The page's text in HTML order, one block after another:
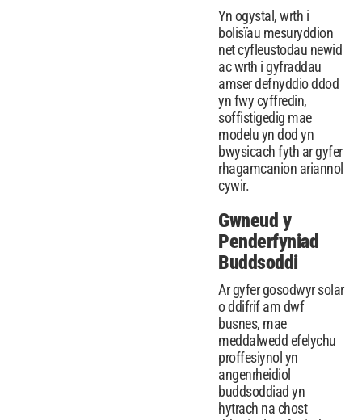
Yn ogystal, wrth i
bolisïau mesuryddion
net cyfleustodau newid
ac wrth i gyfraddau
amser defnyddio ddod
yn fwy cyffredin,
soffistigedig mae
modelu yn dod yn
bwysicach fyth ar gyfer
rhagamcanion ariannol
cywir.
Gwneud y
Penderfyniad
Buddsoddi
Ar gyfer gosodwyr solar
o ddifrif am dwf
busnes, mae
meddalwedd efelychu
proffesiynol yn
angenrheidiol
buddsoddiad yn
hytrach na chost